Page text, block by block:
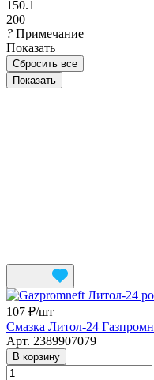
150.1
200
? Примечание
Показать
Сбросить все
107 ₽/шт
Смазка Литол-24
Арт. 2389907079
В корзину